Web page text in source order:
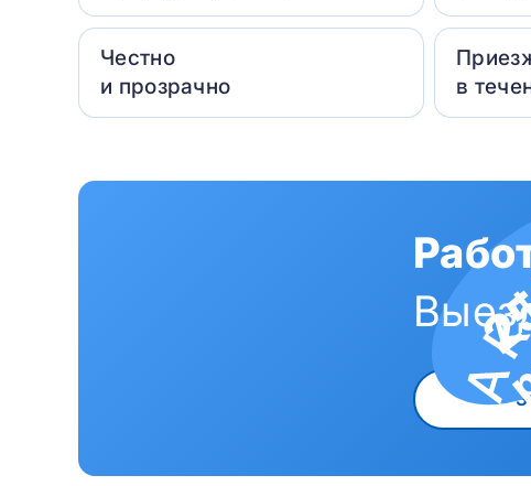
Честно
и прозрачно
в